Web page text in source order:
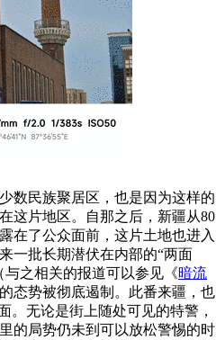
数民族聚居区，也是因为这样的
这片地区。自那之后，新疆从80
在了公众面前，这片土地也进入
一批长期潜伏在内部的“两面
之相关的报道可以参见《暗流
态势被彻底遏制。此番来疆，也
。无论是街上随处可见的特警，
的局势仍未到可以放松警惕的时